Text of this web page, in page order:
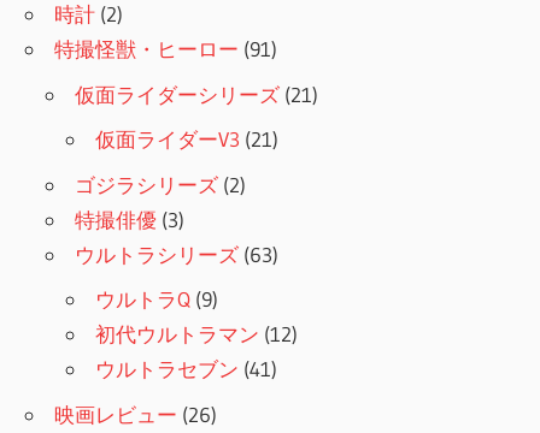
時計 (2)
特撮怪獣・ヒーロー (91)
仮面ライダーシリーズ (21)
仮面ライダーV3 (21)
ゴジラシリーズ (2)
特撮俳優 (3)
ウルトラシリーズ (63)
ウルトラQ (9)
初代ウルトラマン (12)
ウルトラセブン (41)
映画レビュー (26)